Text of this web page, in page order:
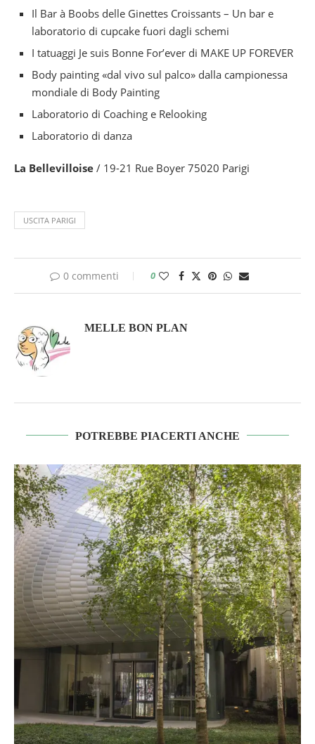
Il Bar à Boobs delle Ginettes Croissants – Un bar e
laboratorio di cupcake fuori dagli schemi
I tatuaggi Je suis Bonne For’ever di MAKE UP FOREVER
Body painting «dal vivo sul palco» dalla campionessa
mondiale di Body Painting
Laboratorio di Coaching e Relooking
Laboratorio di danza
La Bellevilloise / 19-21 Rue Boyer 75020 Parigi
USCITA PARIGI
0 commenti 0
MELLE BON PLAN
POTREBBE PIACERTI ANCHE